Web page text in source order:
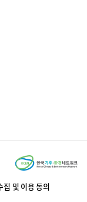
집 및 이용 동의